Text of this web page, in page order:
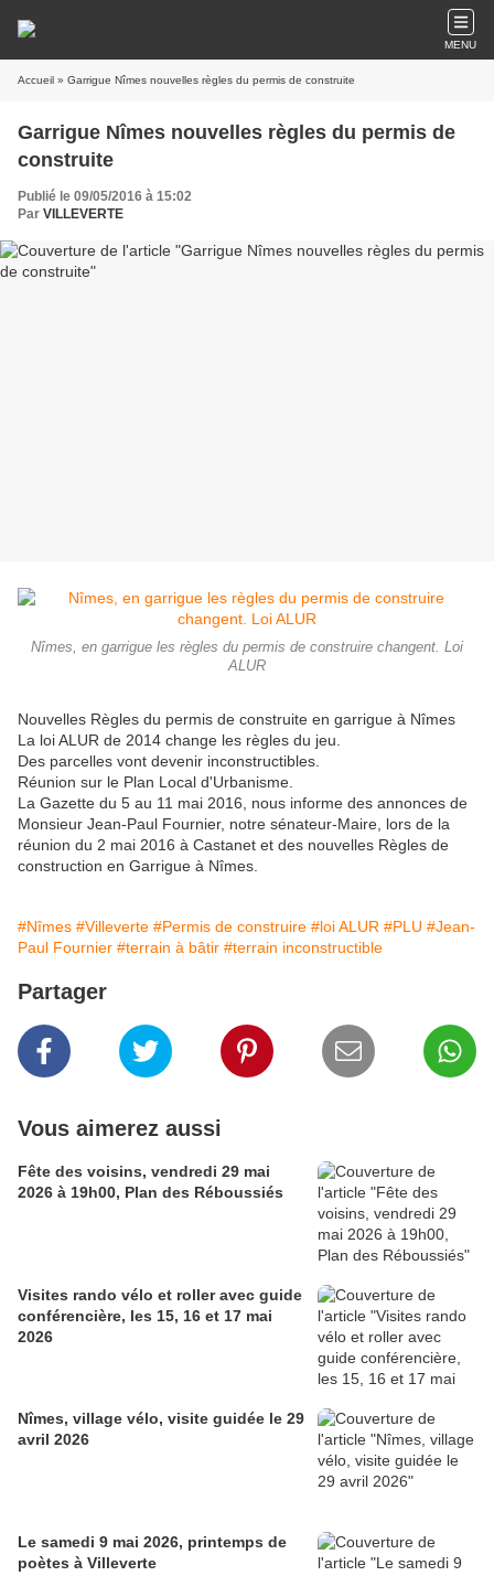
MENU
Accueil » Garrigue Nîmes nouvelles règles du permis de construite
Garrigue Nîmes nouvelles règles du permis de
construite
Publié le 09/05/2016 à 15:02
Par VILLEVERTE
Nîmes, en garrigue les règles du permis de construire changent. Loi
ALUR
Nouvelles Règles du permis de construite en garrigue à Nîmes
La loi ALUR de 2014 change les règles du jeu.
Des parcelles vont devenir inconstructibles.
Réunion sur le Plan Local d'Urbanisme.
La Gazette du 5 au 11 mai 2016, nous informe des annonces de
Monsieur Jean-Paul Fournier, notre sénateur-Maire, lors de la
réunion du 2 mai 2016 à Castanet et des nouvelles Règles de
construction en Garrigue à Nîmes.
#Nîmes #Villeverte #Permis de construire #loi ALUR #PLU #Jean-
Paul Fournier #terrain à bâtir #terrain inconstructible
Partager
Vous aimerez aussi
Fête des voisins, vendredi 29 mai
2026 à 19h00, Plan des Réboussiés
Visites rando vélo et roller avec guide
conférencière, les 15, 16 et 17 mai
2026
Nîmes, village vélo, visite guidée le 29
avril 2026
Le samedi 9 mai 2026, printemps de
poètes à Villeverte